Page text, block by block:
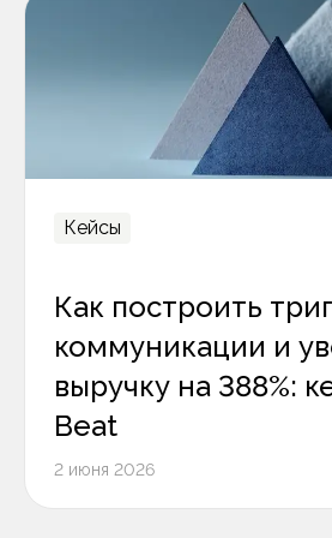
Кейсы
Как построить
коммуникации и
выручку на 388%:
Beat
2 июня 2026